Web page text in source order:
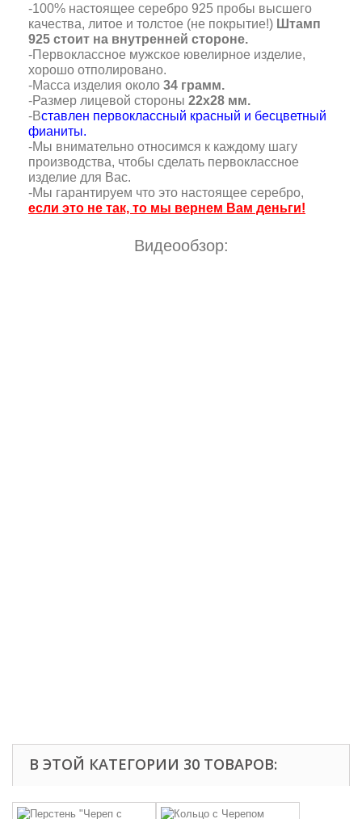
-100% настоящее серебро 925 пробы высшего
качества, литое и толстое (не покрытие!) Штамп
925 стоит на внутренней стороне.
-Первоклассное мужское ювелирное изделие,
хорошо отполировано.
-Масса изделия около 34 грамм.
-Размер лицевой стороны 22х28 мм.
-Вставлен первоклассный красный и бесцветный
фианиты.
-Мы внимательно относимся к каждому шагу
производства, чтобы сделать первоклассное
изделие для Вас.
-Мы гарантируем что это настоящее серебро,
если это не так, то мы вернем Вам деньги!
Видеообзор:
В ЭТОЙ КАТЕГОРИИ 30 ТОВАРОВ: